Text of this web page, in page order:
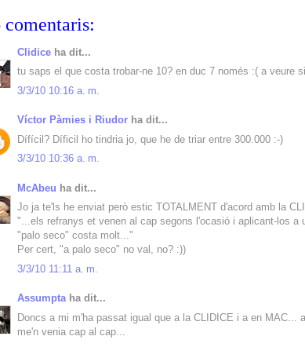
comentaris:
Clidice ha dit...
tu saps el que costa trobar-ne 10? en duc 7 només :( a veure
3/3/10 10:16 a. m.
Víctor Pàmies i Riudor ha dit...
Dífícil? Díficil ho tindria jo, que he de triar entre 300.000 :-)
3/3/10 10:36 a. m.
McAbeu ha dit...
Jo ja te'ls he enviat però estic TOTALMENT d'acord amb la
"...els refranys et venen al cap segons l'ocasió i aplicant-los a
"palo seco" costa molt..."
Per cert, "a palo seco" no val, no? :))
3/3/10 11:11 a. m.
Assumptaha dit...
Doncs a mi m'ha passat igual que a la CLIDICE i a en
me'n venia cap al cap...